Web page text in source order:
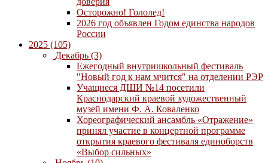
Осторожно! Гололед!
2026 год объявлен Годом единства народов
России
2025 (105)
Декабрь (3)
Ежегодный внутришкольный фестиваль
"Новый год к нам мчится" на отделении РЭР
Учащиеся ДШИ №14 посетили
Краснодарский краевой художественный
музей имени Ф. А. Коваленко
Хореографический ансамбль «Отражение»
принял участие в концертной программе
открытия краевого фестиваля единоборств
«Выбор сильных»